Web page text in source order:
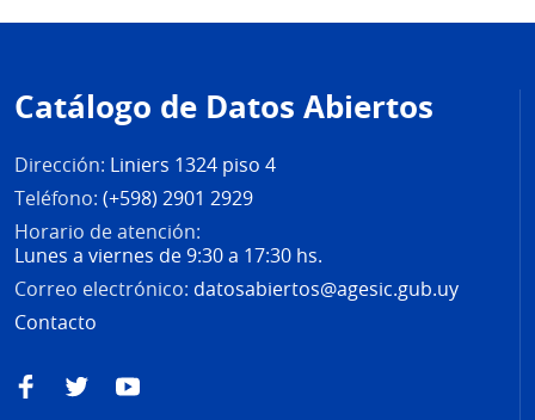
de
página
Catálogo de Datos Abiertos
Dirección: Liniers 1324 piso 4
Teléfono: (+598) 2901 2929
Horario de atención:
Lunes a viernes de 9:30 a 17:30 hs.
Correo electrónico: datosabiertos@agesic.gub.uy
Contacto
FacebookTwitterYouTube